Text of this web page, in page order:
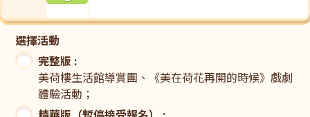
選擇活動
完整版 :
美荷樓生活館導賞團、《美在荷花再開的時候》戲劇
體驗活動；